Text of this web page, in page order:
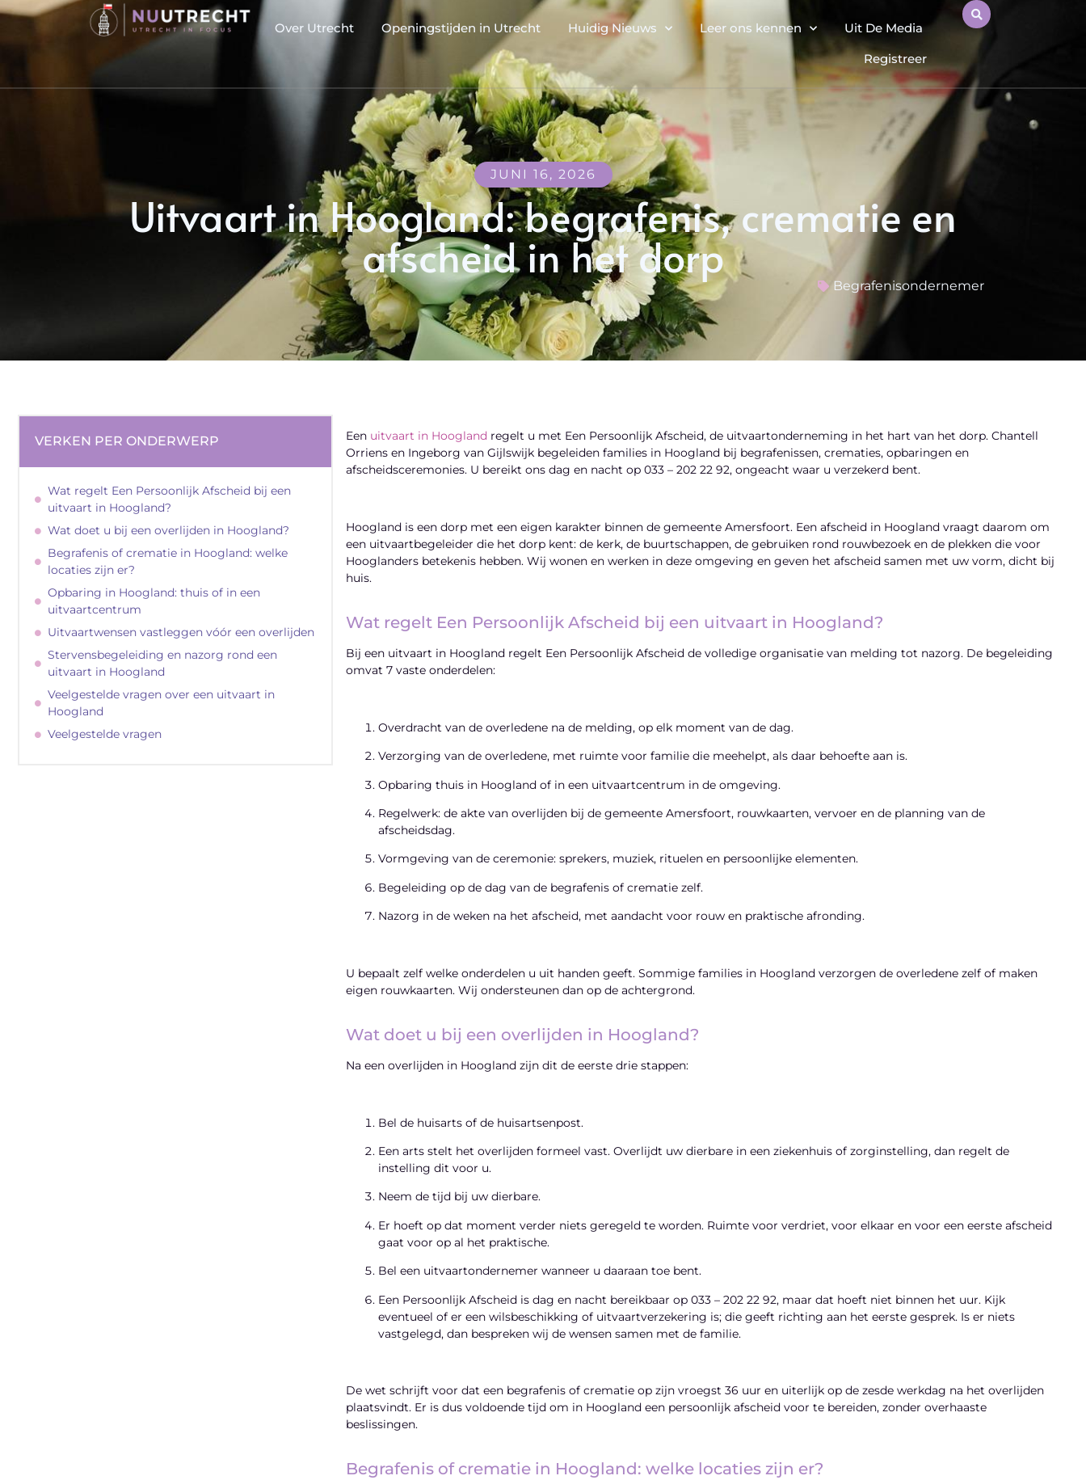
Over Utrecht Openingstijden in Utrecht Huidig Nieuws Leer ons kennen
Uit De Media
Registreer
JUNI 16, 2026
Uitvaart in Hoogland: begrafenis, crematie en
afscheid in het dorp
Begrafenisondernemer
Een uitvaart in Hoogland regelt u met Een Persoonlijk Afscheid, de uitvaartonderneming in het hart van het dorp. Chantell
Orriens en Ingeborg van Gijlswijk begeleiden families in Hoogland bij begrafenissen, crematies, opbaringen en
afscheidsceremonies. U bereikt ons dag en nacht op 033 – 202 22 92, ongeacht waar u verzekerd bent.
Hoogland is een dorp met een eigen karakter binnen de gemeente Amersfoort. Een afscheid in Hoogland vraagt daarom om
een uitvaartbegeleider die het dorp kent: de kerk, de buurtschappen, de gebruiken rond rouwbezoek en de plekken die voor
Hooglanders betekenis hebben. Wij wonen en werken in deze omgeving en geven het afscheid samen met uw vorm, dicht bij
huis.
Wat regelt Een Persoonlijk Afscheid bij een uitvaart in Hoogland?
Bij een uitvaart in Hoogland regelt Een Persoonlijk Afscheid de volledige organisatie van melding tot nazorg. De begeleiding
omvat 7 vaste onderdelen:
Overdracht van de overledene na de melding, op elk moment van de dag.
Verzorging van de overledene, met ruimte voor familie die meehelpt, als daar behoefte aan is.
Opbaring thuis in Hoogland of in een uitvaartcentrum in de omgeving.
Regelwerk: de akte van overlijden bij de gemeente Amersfoort, rouwkaarten, vervoer en de planning van de
afscheidsdag.
Vormgeving van de ceremonie: sprekers, muziek, rituelen en persoonlijke elementen.
Begeleiding op de dag van de begrafenis of crematie zelf.
Nazorg in de weken na het afscheid, met aandacht voor rouw en praktische afronding.
U bepaalt zelf welke onderdelen u uit handen geeft. Sommige families in Hoogland verzorgen de overledene zelf of maken
eigen rouwkaarten. Wij ondersteunen dan op de achtergrond.
Wat doet u bij een overlijden in Hoogland?
Na een overlijden in Hoogland zijn dit de eerste drie stappen:
Bel de huisarts of de huisartsenpost.
Een arts stelt het overlijden formeel vast. Overlijdt uw dierbare in een ziekenhuis of zorginstelling, dan regelt de
instelling dit voor u.
Neem de tijd bij uw dierbare.
Er hoeft op dat moment verder niets geregeld te worden. Ruimte voor verdriet, voor elkaar en voor een eerste afscheid
gaat voor op al het praktische.
Bel een uitvaartondernemer wanneer u daaraan toe bent.
Een Persoonlijk Afscheid is dag en nacht bereikbaar op 033 – 202 22 92, maar dat hoeft niet binnen het uur. Kijk
eventueel of er een wilsbeschikking of uitvaartverzekering is; die geeft richting aan het eerste gesprek. Is er niets
vastgelegd, dan bespreken wij de wensen samen met de familie.
De wet schrijft voor dat een begrafenis of crematie op zijn vroegst 36 uur en uiterlijk op de zesde werkdag na het overlijden
plaatsvindt. Er is dus voldoende tijd om in Hoogland een persoonlijk afscheid voor te bereiden, zonder overhaaste
beslissingen.
Begrafenis of crematie in Hoogland: welke locaties zijn er?
VERKEN PER ONDERWERP
Wat regelt Een Persoonlijk Afscheid bij een
uitvaart in Hoogland?
Wat doet u bij een overlijden in Hoogland?
Begrafenis of crematie in Hoogland: welke
locaties zijn er?
Opbaring in Hoogland: thuis of in een
uitvaartcentrum
Uitvaartwensen vastleggen vóór een overlijden
Stervensbegeleiding en nazorg rond een
uitvaart in Hoogland
Veelgestelde vragen over een uitvaart in
Hoogland
Veelgestelde vragen